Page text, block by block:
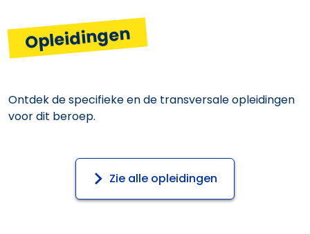
Opleidingen
Ontdek de specifieke en de transversale opleidingen
voor dit beroep.
Zie alle opleidingen